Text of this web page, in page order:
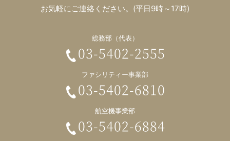
お気軽にご連絡ください。(平日9時～17時)
総務部（代表）
03-5402-2555
ファシリティー事業部
03-5402-6810
航空機事業部
03-5402-6884